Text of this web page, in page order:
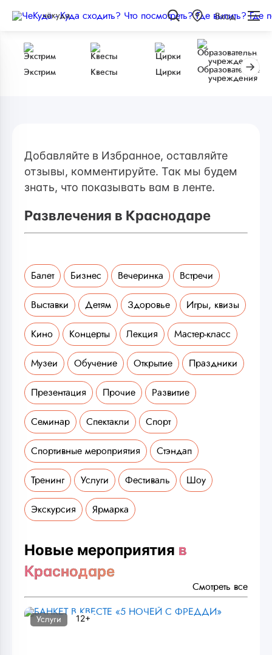
чёкуда Вход
Экстрим Квесты Цирки
Образовательные
учреждения
Добавляйте в Избранное, оставляйте
отзывы, комментируйте. Так мы будем
знать, что показывать вам в ленте.
Развлечения в Краснодаре
Балет Бизнес Вечеринка Встречи
Выставки Детям Здоровье Игры, квизы
Кино Концерты Лекция Мастер-класс
Музеи Обучение Открытие Праздники
Презентация Прочие Развитие
Семинар Спектакли Спорт
Спортивные мероприятия Стэндап
Тренинг Услуги Фестиваль Шоу
Экскурсия Ярмарка
Новые мероприятия в
Краснодаре
Смотреть все
Услуги 12+